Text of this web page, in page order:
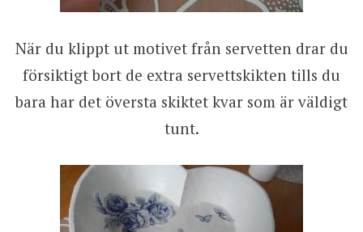
När du klippt ut motivet från servetten drar du
försiktigt bort de extra servettskikten tills du
bara har det översta skiktet kvar som är väldigt
tunt.